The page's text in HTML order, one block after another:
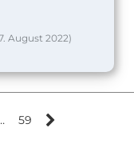
August 2022)
59